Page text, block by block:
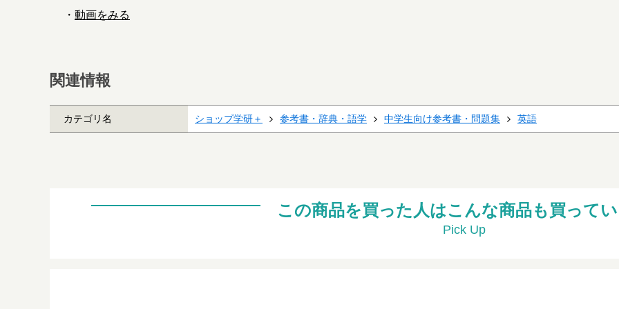
・ 動画をみる
関連情報
カテゴリ名 ショップ学研＋ 参考書・辞典・語学 中学生向け参考書・問題集 英語
この商品を買った人はこんな商品も買って
Pick Up